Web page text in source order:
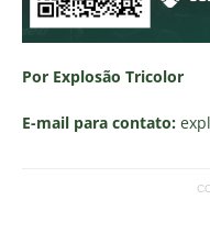
Por Explosão Tricolor
E-mail para contato: